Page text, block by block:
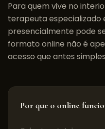
Para quem vive no
terapeuta especializado
presencialmente pode
formato online não é
acesso que antes
Por que o online